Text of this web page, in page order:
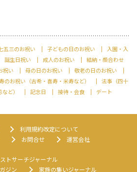
五三のお祝い 子どもの日のお祝い
入園・入
誕生日祝い 成人のお祝い
結納・顔合わせ
祝い 母の日のお祝い
敬老の日のお祝い
のお祝い（古希・喜寿・米寿など）
法事（四十
ど）
記念日 接待・会食 デート
利用規約改定について
お問合せ 運営会社
トサーチジャーナル
ジン
家族の集いジャーナル